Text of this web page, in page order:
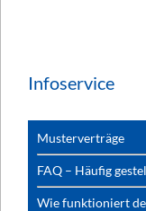
Infoservice
Musterverträge
FAQ – Häufig
Wie funktioniert